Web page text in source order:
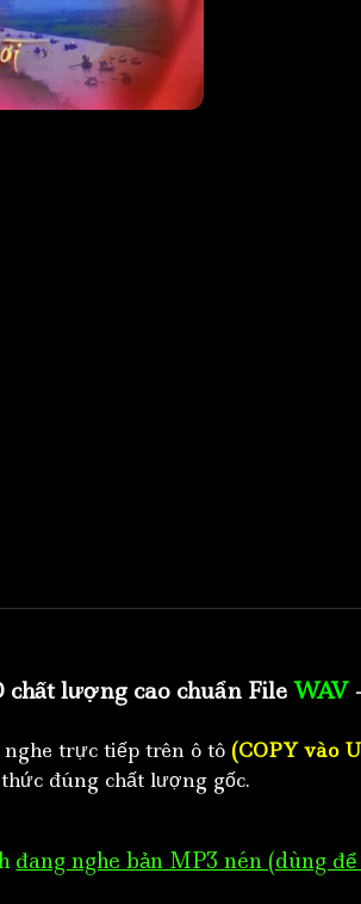
chất lượng cao chuẩn FileWAV
nghe trực tiếp trên ô tô (COPY vào
đúng chất lượng gốc.
đang nghe bản MP3 nén (dùng